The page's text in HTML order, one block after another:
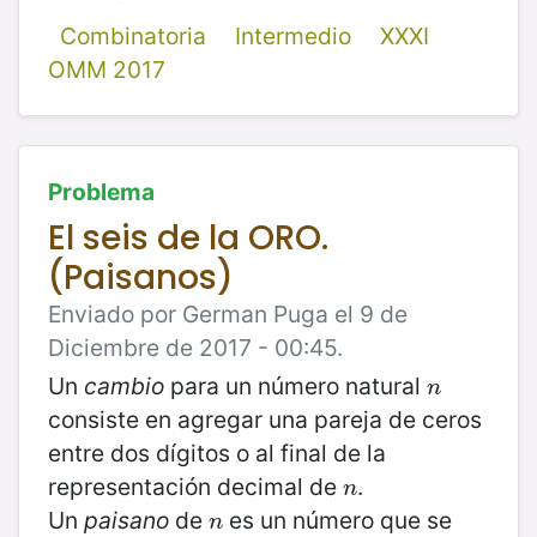
Combinatoria
Intermedio
XXXI
OMM 2017
Problema
El seis de la ORO.
(Paisanos)
Enviado por German Puga el 9 de
Diciembre de 2017 - 00:45.
Un cambio para un número natural n
n
consiste en agregar una pareja de ceros
entre dos dígitos o al final de la
representación decimal de n
n.
Un paisano de n
n es un número que se